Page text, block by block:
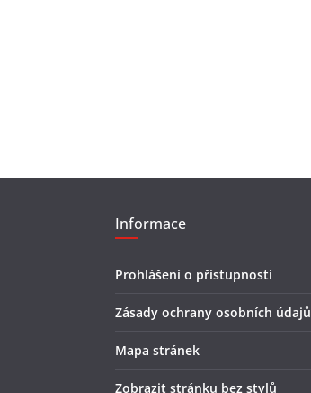
Informace
Prohlášení o přístupnosti
Zásady ochrany osobních údajů
Mapa stránek
Zobrazit stránku bez stylů